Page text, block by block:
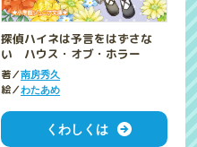
探偵ハイネは予言をはずさな
い ハウス・オブ・ホラー
著／南房秀久
絵／わたあめ
くわしくは